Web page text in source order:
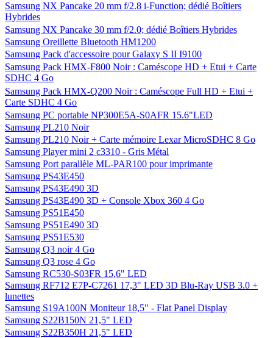
Samsung NX Pancake 20 mm f/2.8 i-Function; dédié Boîtiers
Hybrides
Samsung NX Pancake 30 mm f/2.0; dédié Boîtiers Hybrides
Samsung Oreillette Bluetooth HM1200
Samsung Pack d'accessoire pour Galaxy S II I9100
Samsung Pack HMX-F800 Noir : Caméscope HD + Etui + Carte
SDHC 4 Go
Samsung Pack HMX-Q200 Noir : Caméscope Full HD + Etui +
Carte SDHC 4 Go
Samsung PC portable NP300E5A-S0AFR 15.6"LED
Samsung PL210 Noir
Samsung PL210 Noir + Carte mémoire Lexar MicroSDHC 8 Go
Samsung Player mini 2 c3310 - Gris Métal
Samsung Port parallèle ML-PAR100 pour imprimante
Samsung PS43E450
Samsung PS43E490 3D
Samsung PS43E490 3D + Console Xbox 360 4 Go
Samsung PS51E450
Samsung PS51E490 3D
Samsung PS51E530
Samsung Q3 noir 4 Go
Samsung Q3 rose 4 Go
Samsung RC530-S03FR 15,6" LED
Samsung RF712 E7P-C7261 17,3" LED 3D Blu-Ray USB 3.0 +
lunettes
Samsung S19A100N Moniteur 18,5" - Flat Panel Display
Samsung S22B150N 21,5" LED
Samsung S22B350H 21,5" LED